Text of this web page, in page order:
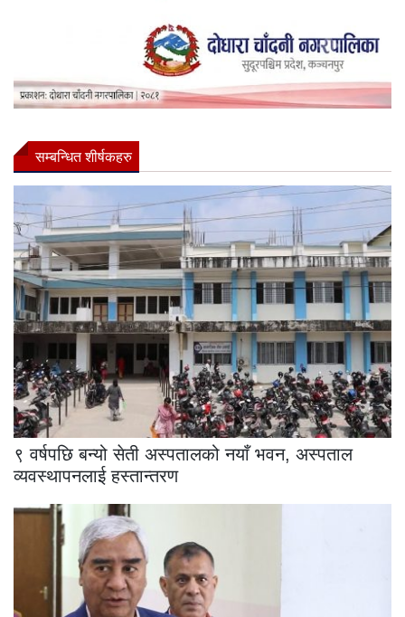
सम्बन्धित शीर्षकहरु
९ वर्षपछि बन्यो सेती अस्पतालको नयाँ भवन, अस्पताल
व्यवस्थापनलाई हस्तान्तरण